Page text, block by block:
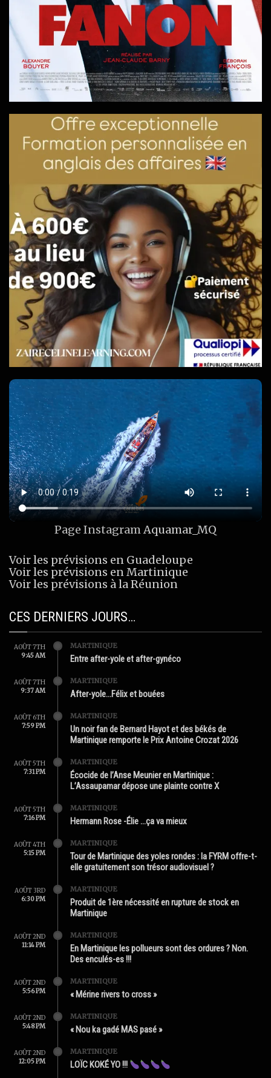
Page InstagramAquamar_MQ
Voir les prévisions en Guadeloupe
Voir les prévisions en Martinique
Voir les prévisions à la Réunion
CES DERNIERS JOURS…
AOÛT 7TH
9:45 AM
MARTINIQUE
Entre after-yole et after-gynéco
AOÛT 7TH
9:37 AM
MARTINIQUE
After-yole…Félix et bouées
AOÛT 6TH
7:59 PM
MARTINIQUE
Un noir fan de Bernard Hayot et des békés de
Martinique remporte le Prix Antoine Crozat 2026
AOÛT 5TH
7:31 PM
MARTINIQUE
Écocide de l’Anse Meunier en Martinique :
L’Assaupamar dépose une plainte contre X
AOÛT 5TH
7:16 PM
MARTINIQUE
Hermann Rose -Élie …ça va mieux
AOÛT 4TH
5:15 PM
MARTINIQUE
Tour de Martinique des yoles rondes : la FYRM offre-t-
elle gratuitement son trésor audiovisuel ?
AOÛT 3RD
6:30 PM
MARTINIQUE
Produit de 1ère nécessité en rupture de stock en
Martinique
AOÛT 2ND
11:14 PM
MARTINIQUE
En Martinique les pollueurs sont des ordures ? Non.
Des enculés-es !!!
AOÛT 2ND
5:56 PM
MARTINIQUE
« Mérine rivers to cross »
AOÛT 2ND
5:48 PM
MARTINIQUE
« Nou ka gadé MAS pasé »
AOÛT 2ND
12:05 PM
MARTINIQUE
LOÏC KOKÉ YO !!!